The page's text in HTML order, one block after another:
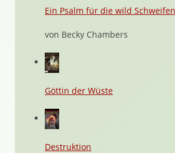
Ein Psalm für die wild
von Becky Chambers
Göttin der Wüste
Destruktion